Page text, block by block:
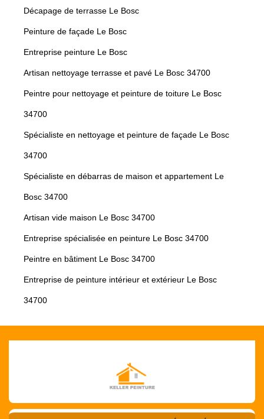
Décapage de terrasse Le Bosc
Peinture de façade Le Bosc
Entreprise peinture Le Bosc
Artisan nettoyage terrasse et pavé Le Bosc 34700
Peintre pour nettoyage et peinture de toiture Le Bosc
34700
Spécialiste en nettoyage et peinture de façade Le Bosc
34700
Spécialiste en débarras de maison et appartement Le
Bosc 34700
Artisan vide maison Le Bosc 34700
Entreprise spécialisée en peinture Le Bosc 34700
Peintre en bâtiment Le Bosc 34700
Entreprise de peinture intérieur et extérieur Le Bosc
34700